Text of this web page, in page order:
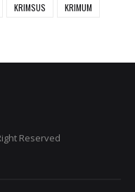
KRIMSUS
KRIMUM
Reserved